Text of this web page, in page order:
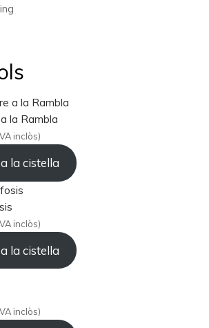
la Rambla
inclòs)
la cistella
inclòs)
la cistella
inclòs)